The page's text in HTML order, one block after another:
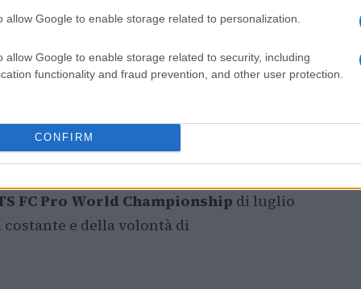
allow Google to enable storage related to personalization.
allow Google to enable storage related to security, including
functionality and fraud prevention, and other user protection.
CONFIRM
in luce il livello internazionale dei
di alto profilo comeSassuolo,
qualificate per la fase a gironi della
FC Pro World Championship di luglio
e della volontà di